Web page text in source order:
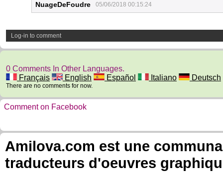
NuageDeFoudre 05/06/2018 00:15:24
Log-in to comment
0 Comments In Other Languages.
Français
English Español Italiano Deutsch
There are no comments for now.
Comment on Facebook
Amilova.com est une
traducteurs d'oeuvres